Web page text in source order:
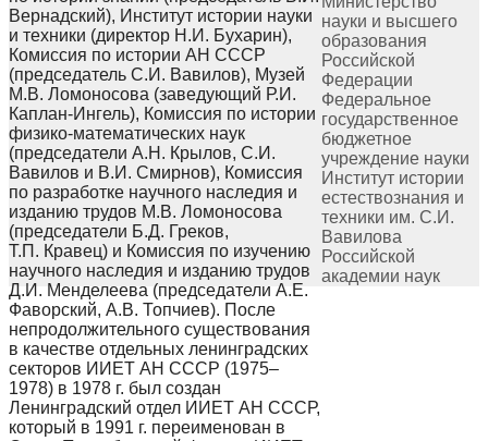
Вернадский), Институт истории науки
и техники (директор Н.И. Бухарин),
Комиссия по истории АН СССР
(председатель С.И. Вавилов), Музей
М.В. Ломоносова (заведующий Р.И.
Каплан-Ингель), Комиссия по истории
физико-математических наук
(председатели А.Н. Крылов, С.И.
Вавилов и В.И. Смирнов), Комиссия
по разработке научного наследия и
изданию трудов М.В. Ломоносова
(председатели Б.Д. Греков,
Т.П. Кравец) и Комиссия по изучению
научного наследия и изданию трудов
Д.И. Менделеева (председатели А.Е.
Фаворский, А.В. Топчиев). После
непродолжительного существования
в качестве отдельных ленинградских
секторов ИИЕТ АН СССР (1975–
1978) в 1978 г. был создан
Ленинградский отдел ИИЕТ АН СССР,
который в 1991 г. переименован в
науки и высшего
образования
Российской
Федерации
Федеральное
государственное
бюджетное
учреждение науки
Институт истории
естествознания и
техники им. С.И.
Вавилова
Российской
академии наук